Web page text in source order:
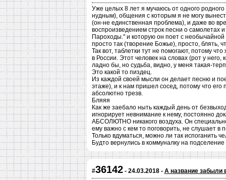
Уже целых 8 лет я мучаюсь от одного
нудным), общения с которым я не могу
(он-не единственная проблема), и даже во
воспроизведением строк песни о самолетах
Пароходы." и которую он поет с
просто так (творение Божье), просто, блять,
Так вот, таблетки тут не помогают, потому
в России. Этот человек на словах (рот у
ладно бы, но судьба, видно, у меня такая-
Это какой то пиздец.
Из каждой своей мысли он делает песню и
этаже), и к нам пришел сосед, потому что
абсолютно трезв.
Бляяя
Как же заебало ныть каждый день от
игнорирует невнимание к нему, постоянно
АБСОЛЮТНО никакого воздуха. Он
ему важно с кем то поговорить, не слушает
Только вдуматься, можно ли так испоганить
Будто вернулись в коммуналку на подселение
#36142- 24.03.2018 - А название забыли